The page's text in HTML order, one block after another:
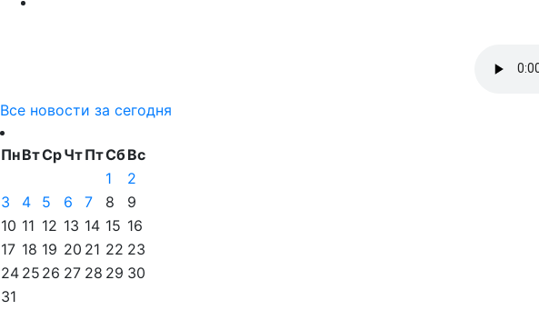
Все новости за сегодня
ПнВтСрЧтПтСбВс
1
2
3
4 5 6 7 8
9
10 11 12 13 14 15 16
17 18 19 20 21 22 23
24 25 26 27 28 29 30
31